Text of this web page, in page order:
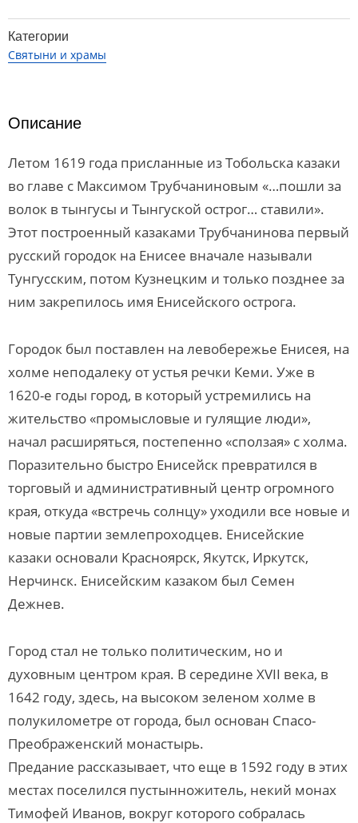
Категории
Святыни и храмы
Описание
Летом 1619 года присланные из Тобольска казаки
во главе с Максимом Трубчаниновым «…пошли за
волок в тынгусы и Тынгуской острог… ставили».
Этот построенный казаками Трубчанинова первый
русский городок на Енисее вначале называли
Тунгусским, потом Кузнецким и только позднее за
ним закрепилось имя Енисейского острога.
Городок был поставлен на левобережье Енисея, на
холме неподалеку от устья речки Кеми. Уже в
1620-е годы город, в который устремились на
жительство «промысловые и гулящие люди»,
начал расширяться, постепенно «сползая» с холма.
Поразительно быстро Енисейск превратился в
торговый и административный центр огромного
края, откуда «встречь солнцу» уходили все новые и
новые партии землепроходцев. Енисейские
казаки основали Красноярск, Якутск, Иркутск,
Нерчинск. Енисейским казаком был Семен
Дежнев.
Город стал не только политическим, но и
духовным центром края. В середине XVII века, в
1642 году, здесь, на высоком зеленом холме в
полукилометре от города, был основан Спасо-
Преображенский монастырь.
Предание рассказывает, что еще в 1592 году в этих
местах поселился пустынножитель, некий монах
Тимофей Иванов, вокруг которого собралась